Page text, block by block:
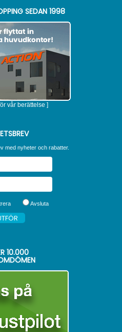
SEDAN 1998
vår berättelse ]
med nyheter och rabatter.
Avsluta
10.000